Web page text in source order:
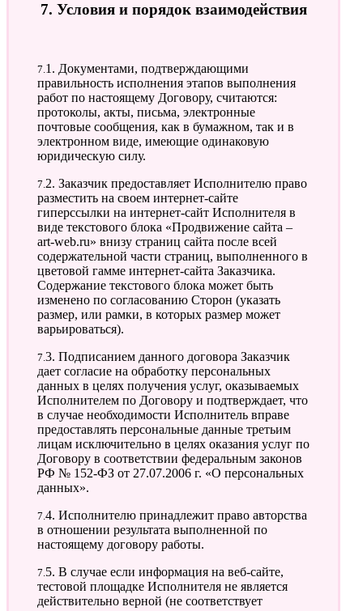
7. Условия и порядок взаимодействия
7.1. Документами, подтверждающими
правильность исполнения этапов выполнения
работ по настоящему Договору, считаются:
протоколы, акты, письма, электронные
почтовые сообщения, как в бумажном, так и в
электронном виде, имеющие одинаковую
юридическую силу.
7.2. Заказчик предоставляет Исполнителю право
разместить на своем интернет-сайте
гиперссылки на интернет-сайт Исполнителя в
виде текстового блока «Продвижение сайта –
art-web.ru» внизу страниц сайта после всей
содержательной части страниц, выполненного в
цветовой гамме интернет-сайта Заказчика.
Содержание текстового блока может быть
изменено по согласованию Сторон (указать
размер, или рамки, в которых размер может
варьироваться).
7.3. Подписанием данного договора Заказчик
дает согласие на обработку персональных
данных в целях получения услуг, оказываемых
Исполнителем по Договору и подтверждает, что
в случае необходимости Исполнитель вправе
предоставлять персональные данные третьим
лицам исключительно в целях оказания услуг по
Договору в соответствии федеральным законов
РФ № 152-ФЗ от 27.07.2006 г. «О персональных
данных».
7.4. Исполнителю принадлежит право авторства
в отношении результата выполненной по
настоящему договору работы.
7.5. В случае если информация на веб-сайте,
тестовой площадке Исполнителя не является
действительно верной (не соответствует